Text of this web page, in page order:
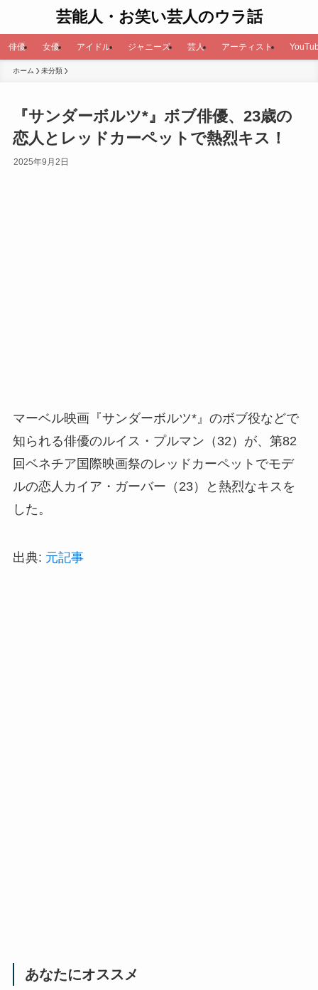
芸能人・お笑い芸人のウラ話
俳優 女優 アイドル ジャニーズ 芸人 アーティスト
ホーム 未分類
『サンダーボルツ*』ボブ俳優、23歳の
恋人とレッドカーペットで熱烈キス！
2025年9月2日
マーベル映画『サンダーボルツ*』のボブ役などで
知られる俳優のルイス・プルマン（32）が、第82
回ベネチア国際映画祭のレッドカーペットでモデ
ルの恋人カイア・ガーバー（23）と熱烈なキスを
した。
出典: 元記事
あなたにオススメ